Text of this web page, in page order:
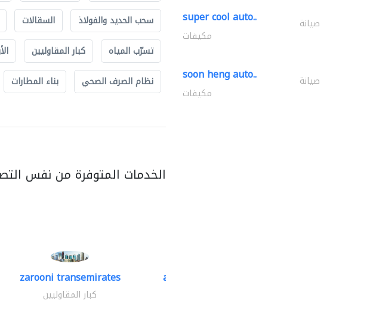
سحب الحديد والفولاذ
السقالات
تسرّب المياه
كبار المقاوليين
نظام الصرف الصحي
بناء المطارات
الخدمات المتوفرة من نفس
zarooni transemirates
كبار المقاوليين
accurate bldh cont..
super cool auto.. صيانة
مكيفات
soon heng auto.. صيانة
مكيفات